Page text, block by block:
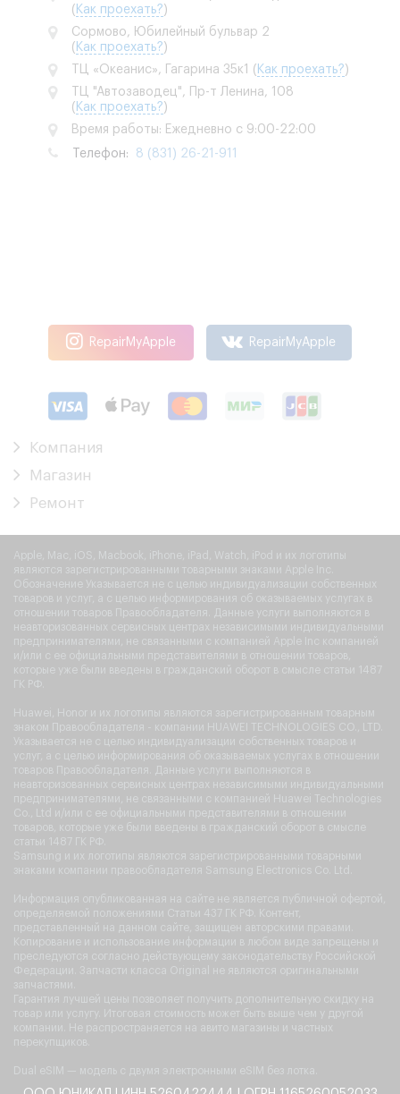
( Как проехать? )
Сормово, Юбилейный бульвар 2
( Как проехать? )
ТЦ «Океанис», Гагарина 35к1
( Как проехать? )
ТЦ "Автозаводец", Пр-т Ленина, 108
( Как проехать? )
Время работы: Ежедневно с 9:00-22:00
Телефон: 8 (831) 26-21-911
RepairMyApple RepairMyApple
Компания
Магазин
Ремонт
Apple, Mac, iOS, Macbook, iPhone, iPad, Watch, iPod и их логотипы
являются зарегистрированными товарными знаками Apple Inc.
Обозначение Указывается не с целью индивидуализации собственных
товаров и услуг, а с целью информирования об оказываемых услугах в
отношении товаров Правообладателя. Данные услуги выполняются в
неавторизованных сервисных центрах независимыми индивидуальными
предпринимателями, не связанными с компанией Apple Inc компанией
и/или с ее официальными представителями в отношении товаров,
которые уже были введены в гражданский оборот в смысле статьи 1487
ГК РФ.
Huawei, Honor и их логотипы являются зарегистрированным товарным
знаком Правообладателя - компании HUAWEI TECHNOLOGIES CO., LTD.
Указывается не с целью индивидуализации собственных товаров и
услуг, а с целью информирования об оказываемых услугах в отношении
товаров Правообладателя. Данные услуги выполняются в
неавторизованных сервисных центрах независимыми индивидуальными
предпринимателями, не связанными с компанией Huawei Technologies
Co., Ltd и/или с ее официальными представителями в отношении
товаров, которые уже были введены в гражданский оборот в смысле
статьи 1487 ГК РФ.
Samsung и их логотипы являются зарегистрированными товарными
знаками компании правообладателя Samsung Electronics Co. Ltd.
Информация опубликованная на сайте не является публичной офертой,
определяемой положениями Статьи 437 ГК РФ. Контент,
представленный на данном сайте, защищен авторскими правами.
Копирование и использование информации в любом виде запрещены и
преследуются согласно действующему законодательству Российской
Федерации. Запчасти класса Original не являются оригинальными
запчастями.
Гарантия лучшей цены позволяет получить дополнительную скидку на
товар или услугу. Итоговая стоимость может быть выше чем у другой
компании. Не распространяется на авито магазины и частных
перекупщиков.
Dual eSIM — модель с двумя электронными eSIM без лотка.